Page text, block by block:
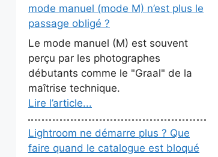
mode manuel (mode M) n’est plus le
passage obligé ?
Le mode manuel (M) est souvent
perçu par les photographes
débutants comme le "Graal" de la
maîtrise technique.
Lire l’article...
Lightroom ne démarre plus ? Que
faire quand le catalogue est bloqué